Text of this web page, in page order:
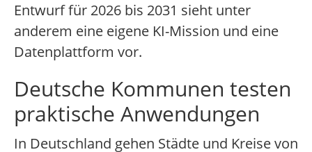
Entwurf für 2026 bis 2031 sieht unter
anderem eine eigene KI-Mission und eine
Datenplattform vor.
Deutsche Kommunen testen
praktische Anwendungen
In Deutschland gehen Städte und Kreise von